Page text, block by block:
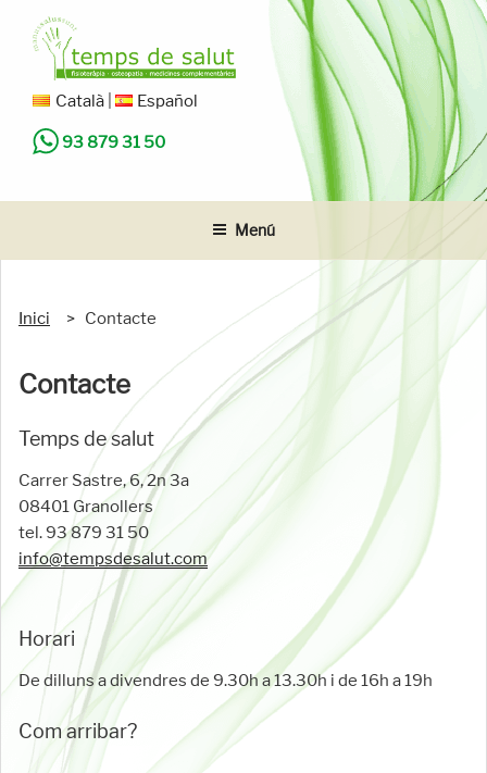
contingut
TEMPS DE SALUT
La teva salut en bones mans
Català Español
93 879 31 50
Menú
Inici Contacte
Contacte
Temps de salut
Carrer Sastre, 6, 2n 3a
08401 Granollers
tel. 93 879 31 50
info@tempsdesalut.com
Horari
De dilluns a divendres de 9.30h a 13.30h i de 16h a 19h
Com arribar?